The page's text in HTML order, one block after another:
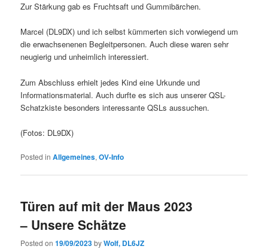
Zur Stärkung gab es Fruchtsaft und Gummibärchen.
Marcel (DL9DX) und ich selbst kümmerten sich vorwiegend um
die erwachsenenen Begleitpersonen. Auch diese waren sehr
neugierig und unheimlich interessiert.
Zum Abschluss erhielt jedes Kind eine Urkunde und
Informationsmaterial. Auch durfte es sich aus unserer QSL-
Schatzkiste besonders interessante QSLs aussuchen.
(Fotos: DL9DX)
Posted in Allgemeines,OV-Info
Türen auf mit der Maus 2023
– Unsere Schätze
Posted on19/09/2023byWolf, DL6JZ